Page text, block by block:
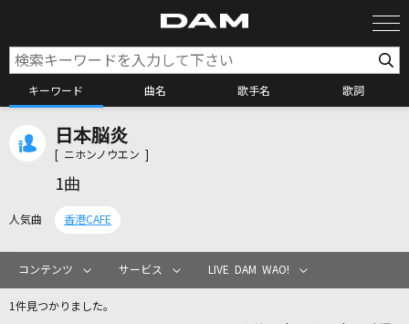
キーワード 曲名 歌手名 歌詞
カラオケリクエスト
日本脳炎
[ ニホンノウエン ]
1曲
人気曲 香港CAFE
コンテンツ サービス LIVE DAM WAO!
1件見つかりました。